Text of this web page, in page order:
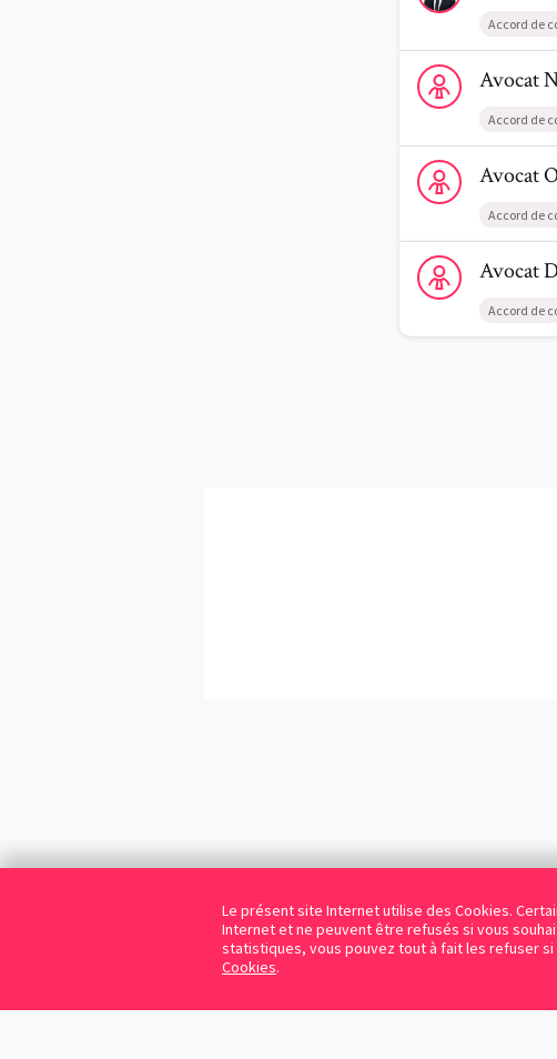
Le présent site Internet utilise des Cookies.
Internet et ne peuvent être refusés si vous
statistiques, vous pouvez tout à fait les refuser si
Cookies.
Accord de
Voir le profil de
Avocat
Accord de
Voir le profil de
Avocat
Accord de
Voir le profil de
Avocat
Accord de